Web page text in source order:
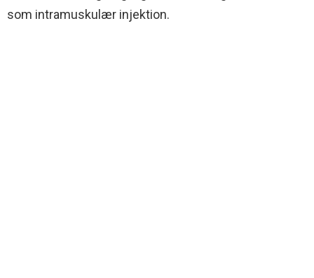
som intramuskulær injektion.